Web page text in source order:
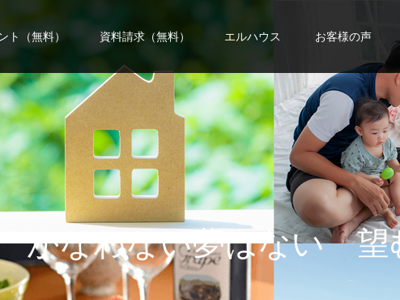
ト（無料） 資料請求（無料） エルハウス お客様の声
ない夢はない 望む人生